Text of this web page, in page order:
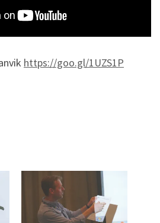
https://goo.gl/1UZS1P